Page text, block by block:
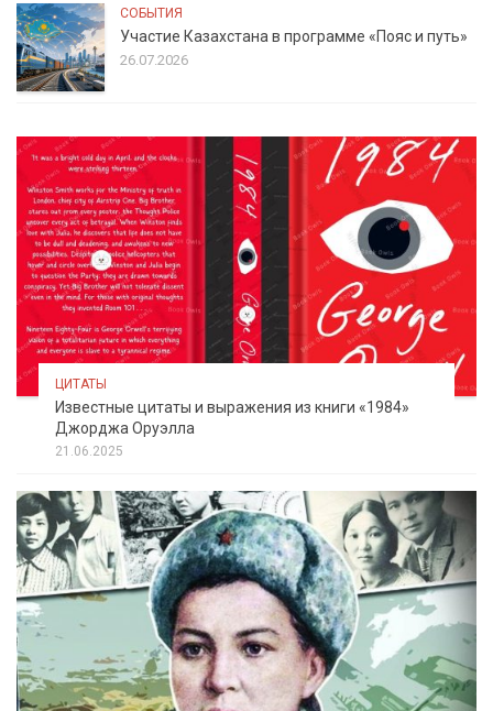
СОБЫТИЯ
Участие Казахстана в программе «Пояс и путь»
26.07.2026
ЦИТАТЫ
Известные цитаты и выражения из книги «1984»
Джорджа Оруэлла
21.06.2025